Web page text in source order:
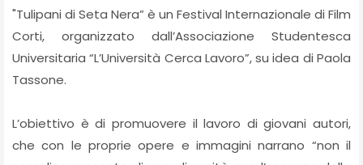
"Tulipani di Seta Nera” è un Festival Internazionale di Film
Corti, organizzato dall’Associazione Studentesca
Universitaria “L’Università Cerca Lavoro”, su idea di Paola
Tassone.
L’obiettivo è di promuovere il lavoro di giovani autori,
che con le proprie opere e immagini narrano “non il